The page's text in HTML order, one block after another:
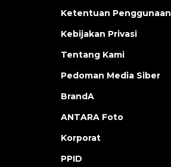
Ketentuan Penggunaan
Kebijakan Privasi
Tentang Kami
Pedoman Media Siber
BrandA
ANTARA Foto
Korporat
PPID